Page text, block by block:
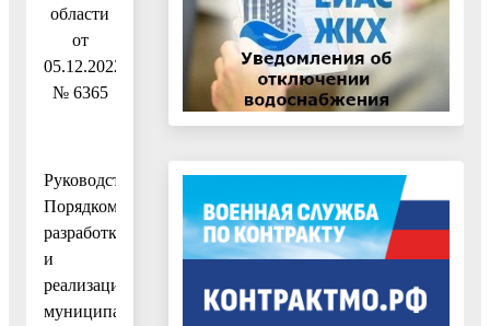
области
от
05.12.2022
№ 6365
Руководствуясь
Порядком
разработки
и
реализации
муниципальных